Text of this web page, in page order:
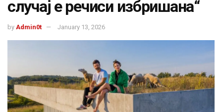
случај е речиси избришана“
by Admin0t January 13, 2026